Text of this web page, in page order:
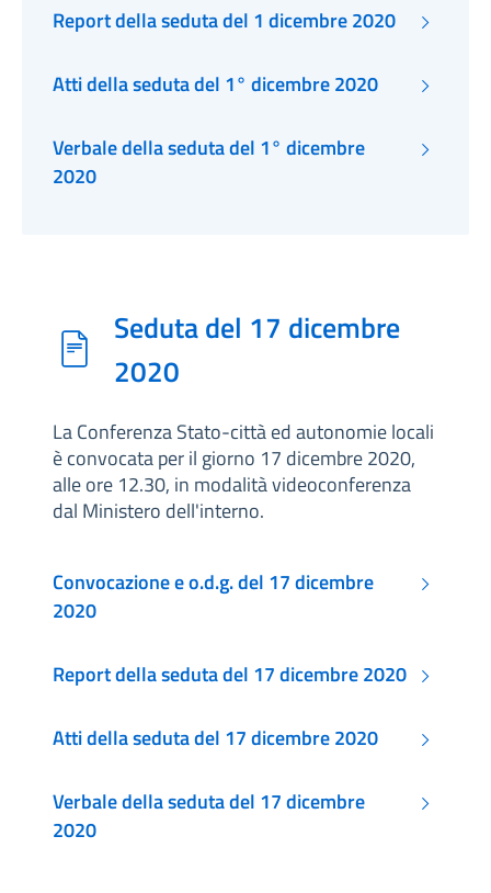
Report della seduta del 1 dicembre 2020
Atti della seduta del 1° dicembre 2020
Verbale della seduta del 1° dicembre
2020
Seduta del 17 dicembre
2020
La Conferenza Stato-città ed autonomie locali
è convocata per il giorno 17 dicembre 2020,
alle ore 12.30, in modalità videoconferenza
dal Ministero dell'interno.
Convocazione e o.d.g. del 17 dicembre
2020
Report della seduta del 17 dicembre 2020
Atti della seduta del 17 dicembre 2020
Verbale della seduta del 17 dicembre
2020